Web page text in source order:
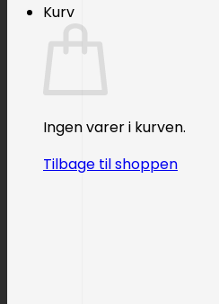
Kurv
Ingen varer i kurven.
Tilbage til shoppen